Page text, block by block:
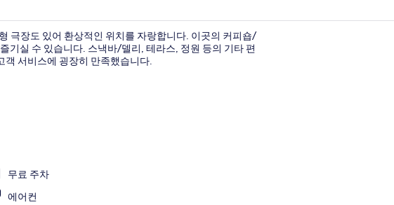
파노라믹 펜트하우스 | 거실 | 케이블 채널
극장도 있어 환상적인 위치를 자랑합니다. 이곳의 커피숍/
기실 수 있습니다. 스낵바/델리, 테라스, 정원 등의 기타 편
객 서비스에 굉장히 만족했습니다.
무료 주차
에어컨